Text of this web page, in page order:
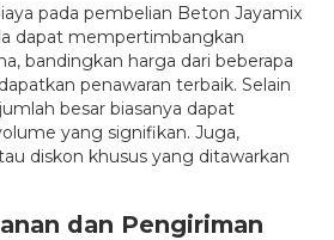
pada pembelian Beton Jayamix
dapat mempertimbangkan
bandingkan harga dari beberapa
penawaran terbaik. Selain
besar biasanya dapat
yang signifikan. Juga,
diskon khusus yang ditawarkan
dan Pengiriman